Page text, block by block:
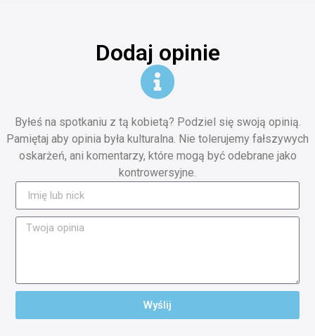
Dodaj opinie
Byłeś na spotkaniu z tą kobietą? Podziel się swoją opinią.
Pamiętaj aby opinia była kulturalna. Nie tolerujemy fałszywych
oskarżeń, ani komentarzy, które mogą być odebrane jako
kontrowersyjne.
Wyślij